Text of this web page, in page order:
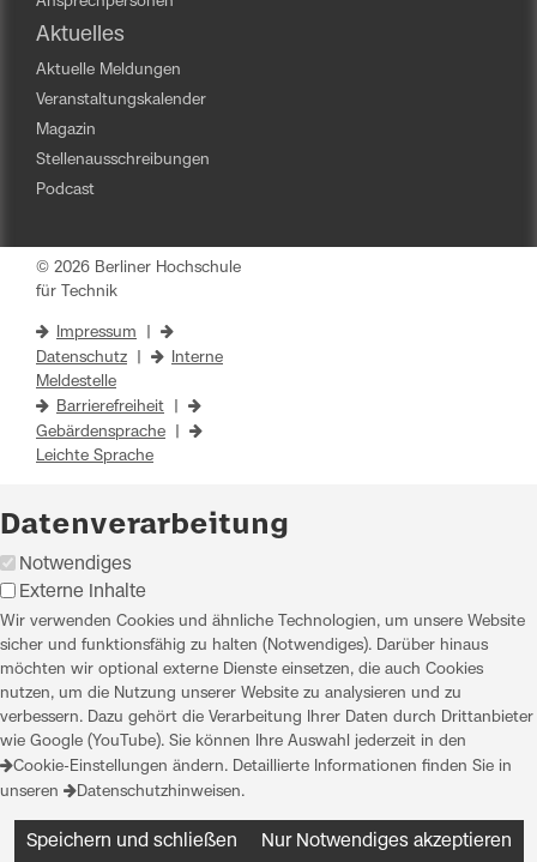
Aktuelles
Aktuelle Meldungen
Veranstaltungskalender
Magazin
Stellenausschreibungen
Podcast
© 2026 Berliner Hochschule
für Technik
Impressum
Datenschutz
Interne
Meldestelle
Barrierefreiheit
Gebärdensprache
Leichte Sprache
Datenverarbeitung
Notwendiges
Externe Inhalte
Wir verwenden Cookies und ähnliche Technologien, um unsere Website
sicher und funktionsfähig zu halten (Notwendiges). Darüber hinaus
möchten wir optional externe Dienste einsetzen, die auch Cookies
nutzen, um die Nutzung unserer Website zu analysieren und zu
verbessern. Dazu gehört die Verarbeitung Ihrer Daten durch Drittanbieter
wie Google (YouTube). Sie können Ihre Auswahl jederzeit in den
Cookie-Einstellungen ändern. Detaillierte Informationen finden Sie in
unseren
Datenschutzhinweisen.
Speichern und schließen Nur Notwendiges akzeptieren